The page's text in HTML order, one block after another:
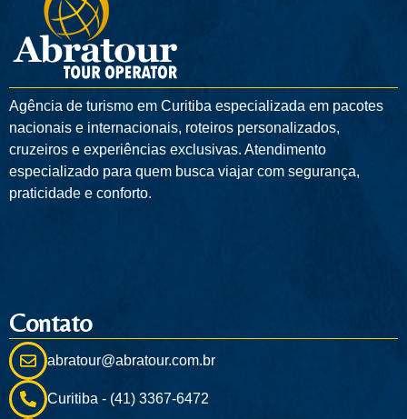
Agência de turismo em Curitiba especializada em pacotes
nacionais e internacionais, roteiros personalizados,
cruzeiros e experiências exclusivas. Atendimento
especializado para quem busca viajar com segurança,
praticidade e conforto.
Contato
abratour@abratour.com.br
Curitiba - (41) 3367-6472